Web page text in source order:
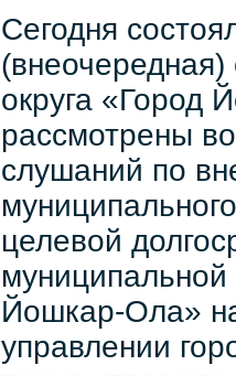
Сегодня
(внеочередная)
округа «Город
рассмотрены
слушаний по
целевой
муниципальной
Йошкар-Ола»
управлении